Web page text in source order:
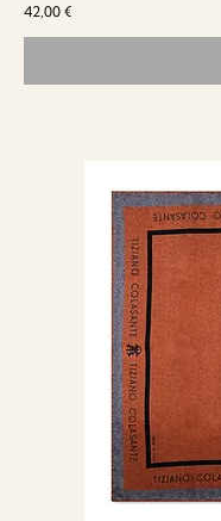
Prezzo
42,00 €